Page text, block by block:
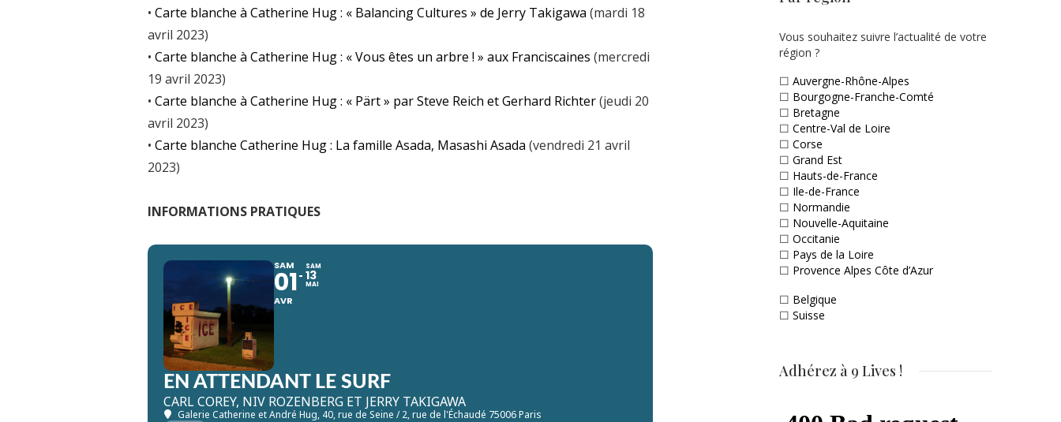
• Carte blanche à Catherine Hug : « Balancing Cultures » de Jerry Takigawa (mardi 18
avril 2023)
• Carte blanche à Catherine Hug : « Vous êtes un arbre ! » aux Franciscaines (mercredi
19 avril 2023)
• Carte blanche à Catherine Hug : « Pärt » par Steve Reich et Gerhard Richter(jeudi 20
avril 2023)
• Carte blanche Catherine Hug : La famille Asada, Masashi Asada (vendredi 21 avril
2023)
INFORMATIONS PRATIQUES
SAM
01
AVR
SAM
13
MAI
EN ATTENDANT LE SURF
CARL COREY, NIV ROZENBERG ET JERRY TAKIGAWA
Galerie Catherine et André Hug, 40, rue de Seine / 2, rue de l'Échaudé 75006 Paris
Vous souhaitez suivre l’actualité de votre
région ?
☐ Auvergne-Rhône-Alpes
☐ Bourgogne-Franche-Comté
☐ Bretagne
☐ Centre-Val de Loire
☐ Corse
☐ Grand Est
☐ Hauts-de-France
☐ Ile-de-France
☐ Normandie
☐ Nouvelle-Aquitaine
☐ Occitanie
☐ Pays de la Loire
☐ Provence Alpes Côte d’Azur
☐ Belgique
☐ Suisse
Adhérez à 9 Lives !